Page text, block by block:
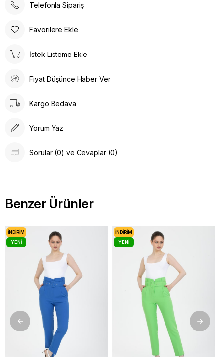
Telefonla Sipariş
Favorilere Ekle
İstek Listeme Ekle
Fiyat Düşünce Haber Ver
Kargo Bedava
Yorum Yaz
Sorular (0) ve Cevaplar (0)
Benzer Ürünler
İNDIRIM
YENI
İNDIRIM
YENI